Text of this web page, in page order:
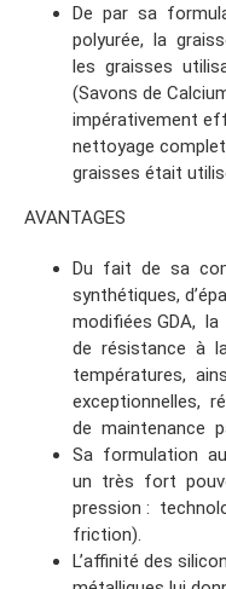
De par sa
polyurée, la
les graisses
(Savons de
impérativement
nettoyage complet
graisses était
AVANTAGES
Du fait de sa
synthétiques,
modifiées GDA,
de résistance à
températures,
exceptionnelles,
de maintenance
Sa formulation
un très fort
pression :
friction).
L’affinité des